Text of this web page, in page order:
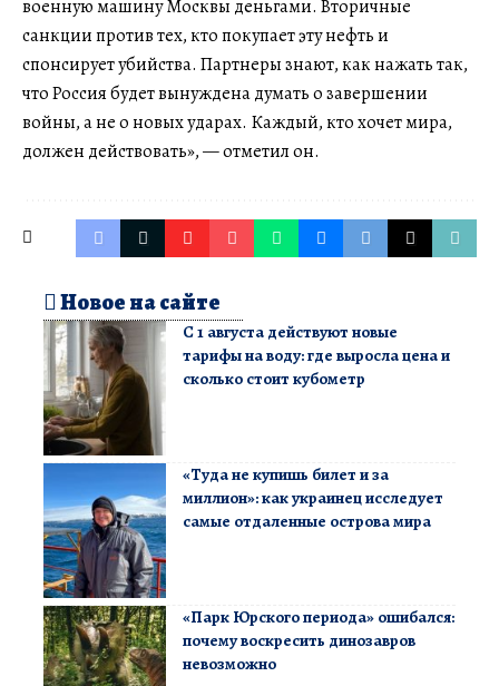
военную машину Москвы деньгами. Вторичные
санкции против тех, кто покупает эту нефть и
спонсирует убийства. Партнеры знают, как нажать так,
что Россия будет вынуждена думать о завершении
войны, а не о новых ударах. Каждый, кто хочет мира,
должен действовать», — отметил он.
Новое на сайте
С 1 августа действуют новые
тарифы на воду: где выросла цена и
сколько стоит кубометр
«Туда не купишь билет и за
миллион»: как украинец исследует
самые отдаленные острова мира
«Парк Юрского периода» ошибался:
почему воскресить динозавров
невозможно